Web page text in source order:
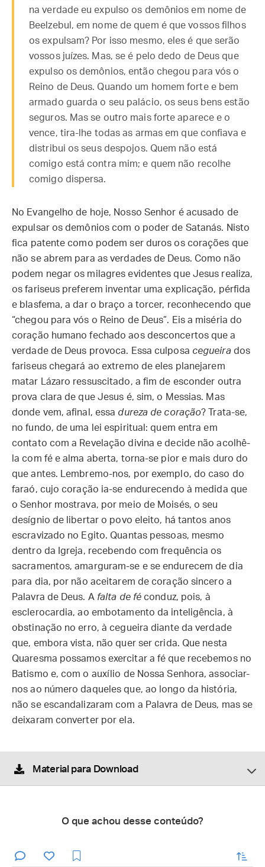
na verdade eu expulso os demônios em nome de
Beelzebul, em nome de quem é que vossos filhos
os expulsam? Por isso mesmo, eles é que serão
vossos juízes. Mas, se é pelo dedo de Deus que
expulso os demônios, então chegou para vós o
Reino de Deus. Quando um homem forte e bem
armado guarda o seu palácio, os seus bens estão
seguros. Mas se outro mais forte aparece e o
vence, tira-lhe todas as armas em que confiava e
distribui os seus despojos. Quem não está
comigo está contra mim; e quem não recolhe
comigo dispersa.
No Evangelho de hoje, Nosso Senhor é acusado de
expulsar os demônios com o poder de Satanás. Nisto
fica patente como podem ser duros os corações que
não se abrem para as verdades de Deus. Como não
podem negar os milagres evidentes que Jesus realiza,
os fariseus preferem inventar uma explicação, pérfida
e blasfema, a dar o braço a torcer, reconhecendo que
“chegou para vós o Reino de Deus”. Eis a miséria do
coração humano fechado aos desconcertos que a
verdade de Deus provoca. Essa culposa cegueirados
fariseus chegará ao extremo de eles planejarem
matar Lázaro ressuscitado, a fim de esconder outra
prova clara de que Jesus é, sim, o Messias. Mas
donde vem, afinal, essa dureza de coração? Trata-se,
no fundo, de uma lei espiritual: quem entra em
contato com a Revelação divina e decide não acolhê-
la com fé e alma aberta, torna-se pior e mais duro do
que antes. Lembremo-nos, por exemplo, do caso do
faraó, cujo coração ia-se endurecendo à medida que
o Senhor mostrava, por meio de Moisés, o seu
desígnio de libertar o povo eleito, há tantos anos
escravizado no Egito. Quantas pessoas, mesmo
dentro da Igreja, recebendo com frequência os
sacramentos, amarguram-se e se endurecem de dia
para dia, por não aceitarem de coração sincero a
Palavra de Deus. A falta de fé conduz, pois, à
esclerocardia, ao embotamento da inteligência, à
obstinação no erro, à cegueira diante da verdade
que, embora vista, não quer ser crida. Que nesta
Quaresma possamos exercitar a fé que recebemos no
Batismo e, com o auxílio de Nossa Senhora, associar-
nos ao número daqueles que, ao longo da história,
não se escandalizaram com a Palavra de Deus, mas se
deixaram converter por ela.
Material para Download
O que achou desse conteúdo?
enviar